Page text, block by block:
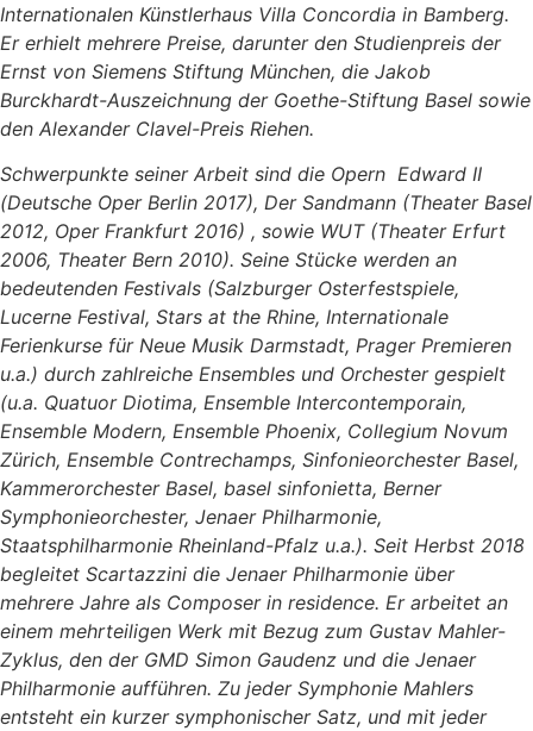
Internationalen Künstlerhaus Villa Concordia in Bamberg.
Er erhielt mehrere Preise, darunter den Studienpreis der
Ernst von Siemens Stiftung München, die Jakob
Burckhardt-Auszeichnung der Goethe-Stiftung Basel sowie
den Alexander Clavel-Preis Riehen.
Schwerpunkte seiner Arbeit sind die Opern Edward II
(Deutsche Oper Berlin 2017), Der Sandmann (Theater Basel
2012, Oper Frankfurt 2016) , sowie WUT (Theater Erfurt
2006, Theater Bern 2010). Seine Stücke werden an
bedeutenden Festivals (Salzburger Osterfestspiele,
Lucerne Festival, Stars at the Rhine, Internationale
Ferienkurse für Neue Musik Darmstadt, Prager Premieren
u.a.) durch zahlreiche Ensembles und Orchester gespielt
(u.a. Quatuor Diotima, Ensemble Intercontemporain,
Ensemble Modern, Ensemble Phoenix, Collegium Novum
Zürich, Ensemble Contrechamps, Sinfonieorchester Basel,
Kammerorchester Basel, basel sinfonietta, Berner
Symphonieorchester, Jenaer Philharmonie,
Staatsphilharmonie Rheinland-Pfalz u.a.). Seit Herbst 2018
begleitet Scartazzini die Jenaer Philharmonie über
mehrere Jahre als Composer in residence. Er arbeitet an
einem mehrteiligen Werk mit Bezug zum Gustav Mahler-
Zyklus, den der GMD Simon Gaudenz und die Jenaer
Philharmonie aufführen. Zu jeder Symphonie Mahlers
entsteht ein kurzer symphonischer Satz, und mit jeder